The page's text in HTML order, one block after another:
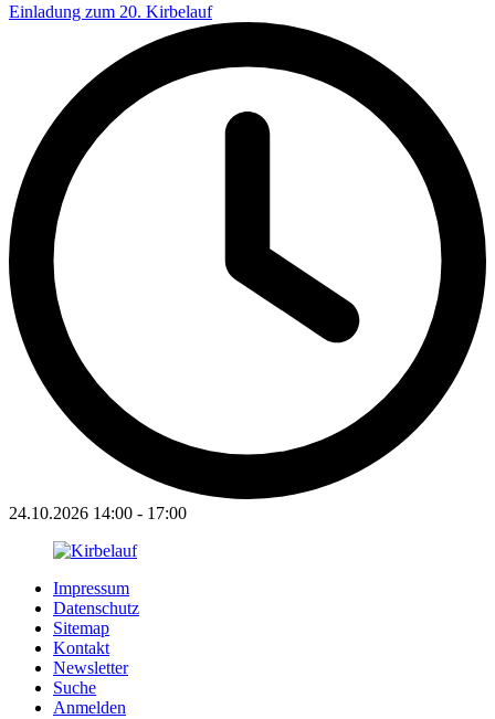
Einladung zum 20. Kirbelauf
24.10.2026 14:00 - 17:00
Impressum
Datenschutz
Sitemap
Kontakt
Newsletter
Suche
Anmelden